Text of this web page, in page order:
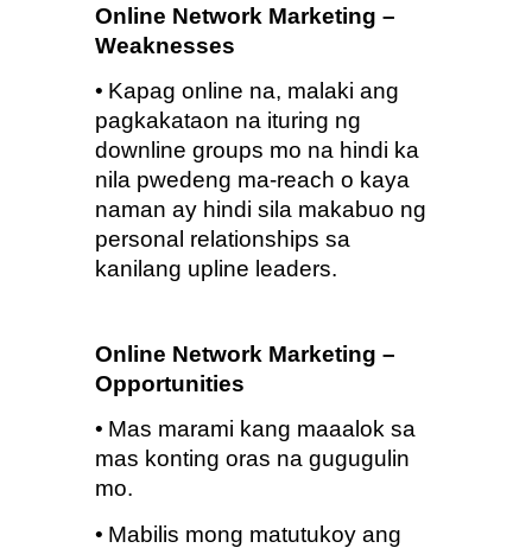
Online Network Marketing –
Weaknesses
• Kapag online na, malaki ang
pagkakataon na ituring ng
downline groups mo na hindi ka
nila pwedeng ma-reach o kaya
naman ay hindi sila makabuo ng
personal relationships sa
kanilang upline leaders.
Online Network Marketing –
Opportunities
• Mas marami kang maaalok sa
mas konting oras na gugugulin
mo.
• Mabilis mong matutukoy ang